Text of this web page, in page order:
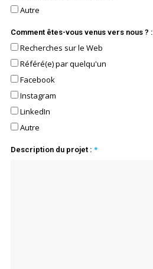
Autre
Comment êtes-vous venus vers nous ? :
Recherches sur le Web
Référé(e) par quelqu'un
Facebook
Instagram
LinkedIn
Autre
Description du projet : *